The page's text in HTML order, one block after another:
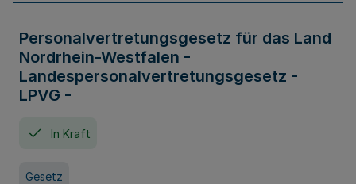
Personalvertretungsgesetz für das Land
Nordrhein-Westfalen -
Landespersonalvertretungsgesetz -
LPVG -
In Kraft
Gesetz